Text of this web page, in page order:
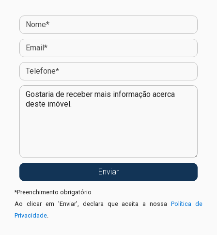
*Preenchimento obrigatório
Ao clicar em 'Enviar', declara que aceita a nossaPolítica de
Privacidade